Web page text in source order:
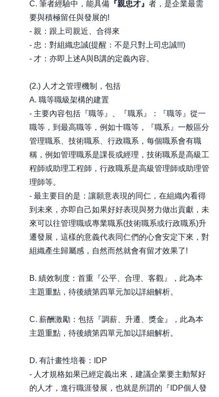
C. 筆者經驗中，能具備 『親忠才』 者，是企業最需
要與積極留任與發展的!
- 親：跟上司親近、合得來
- 忠：對組織忠誠(提醒：不是只對上司忠誠!!!)
- 才：亦即上述A與B講的定義內容。
(2.) 人才之管理機制，包括
A. 職等職級架構的建置
- 主要內容包括『職等』、『職系』：『職等』從一
職等，到最高職等，例如十職等，『職系』一般區分
管理職系、技術職系、行政職系，每個職系會有職
稱，例如管理職系是課長或經理，技術職系是高級工
程師或助理工程師，行政職系是高級管理師或助理管
理師等。
- 最主要目的是：讓願意表現的同仁，在組織內看得
到未來，亦即自己如果好好表現與努力做出貢獻，未
來可以往管理職或專業職系(技術職系或行政職系)升
遷發展，這樣的意義代表同仁們的心會安定下來，對
組織產生歸屬感，自然而然就會有留才效果了!
B. 績效制度：首重『公平、合理、客觀』，此為本
主題重點，待後續第四單元加以詳細解析。
C. 薪酬激勵：包括『調薪、升遷、獎金』，此為本
主題重點，待後續第四單元加以詳細解析。
D. 有計畫性培養：IDP
- 人才規格如果已經定義出來，建議企業要主動幫好
的人才，進行職涯發展，也就是所謂的『IDP個人發